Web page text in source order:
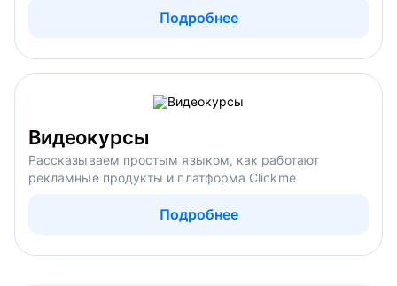
Подробнее
Видеокурсы
Рассказываем простым языком, как работают
рекламные продукты и платформа Clickme
Подробнее